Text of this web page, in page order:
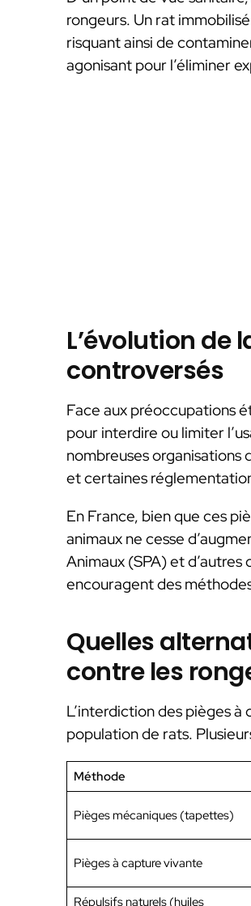
rongeurs. Un rat
risquant ainsi de
agonisant pour l’éliminer
L’évolution de
controversés
Face aux préoccupations
pour interdire ou limiter
nombreuses
et certaines
En France, bien que ces
animaux ne cesse
Animaux (SPA) et
encouragent des
Quelles
contre les
L’interdiction des pièges à
population de rats.
Méthode
Pièges mécaniques (tapettes)
Pièges à capture vivante
Répulsifs naturels (huiles